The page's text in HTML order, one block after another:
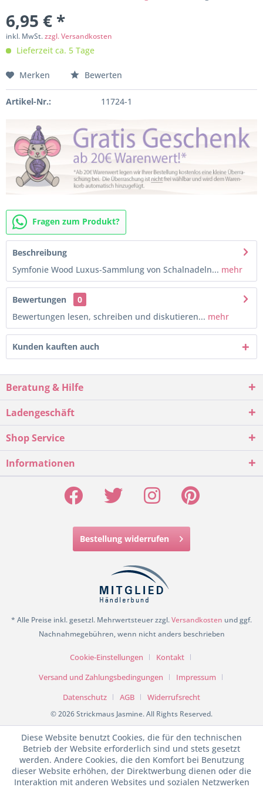
6,95 € *
inkl. MwSt.zzgl. Versandkosten
Lieferzeit ca. 5 Tage
Merken Bewerten
Artikel-Nr.: 11724-1
Fragen zum Produkt?
Beschreibung
Symfonie Wood Luxus-Sammlung von Schalnadeln... mehr
Bewertungen
0
Bewertungen lesen, schreiben und diskutieren... mehr
Kunden kauften auch
Beratung & Hilfe
Ladengeschäft
Shop Service
Informationen
Bestellung widerrufen
* Alle Preise inkl. gesetzl. Mehrwertsteuer zzgl.Versandkosten und ggf.
Nachnahmegebühren, wenn nicht anders beschrieben
Cookie-Einstellungen
Kontakt
Versand und Zahlungsbedingungen
Impressum
Datenschutz
AGB Widerrufsrecht
© 2026 Strickmaus Jasmine. All Rights Reserved.
Diese Website benutzt Cookies, die für den technischen
Betrieb der Website erforderlich sind und stets gesetzt
werden. Andere Cookies, die den Komfort bei Benutzung
dieser Website erhöhen, der Direktwerbung dienen oder die
Interaktion mit anderen Websites und sozialen Netzwerken